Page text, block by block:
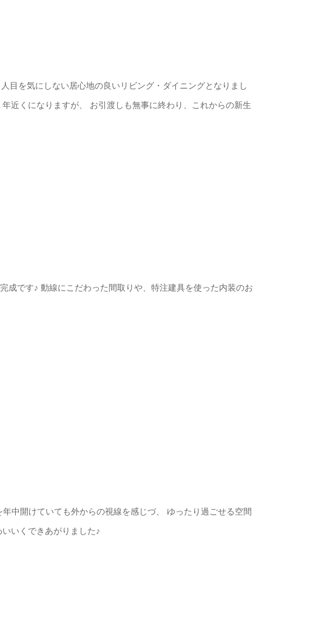
目を気にしない居心地の良いリビング・ダイニングとなりまし
近くになりますが、 お引渡しも無事に終わり、これからの新生
成です♪ 動線にこだわった間取りや、特注建具を使った内装のお
中開けていても外からの視線を感じづ、 ゆったり過ごせる空間
いくできあがりました♪